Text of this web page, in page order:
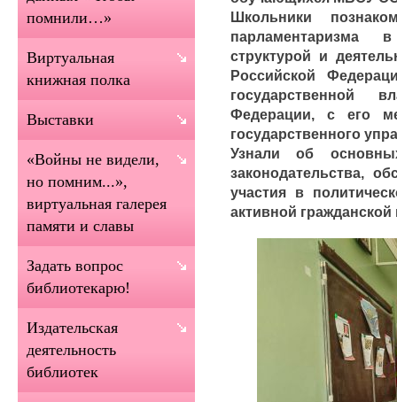
Школьники
структурой и
Российской
государственной
Федерации, с его
государственного
Узнали об
законодательства,
участия в
активной
помнили…»
Виртуальная
книжная полка
Выставки
«Войны не видели,
но помним...»,
виртуальная галерея
памяти и славы
Задать вопрос
библиотекарю!
Издательская
деятельность
библиотек